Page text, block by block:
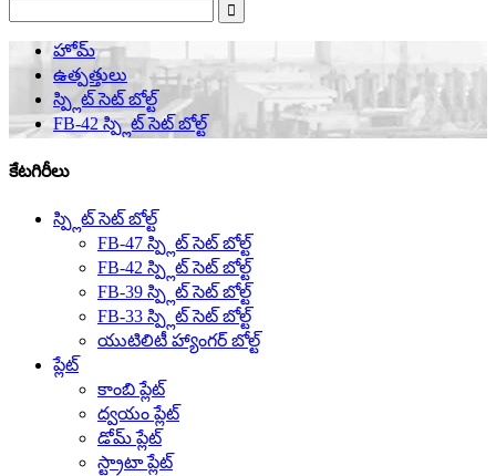
హోమ్
ఉత్పత్తులు
స్ప్లిట్ సెట్ బోల్ట్
FB-42 స్ప్లిట్ సెట్ బోల్ట్
కేటగిరీలు
స్ప్లిట్ సెట్ బోల్ట్
FB-47 స్ప్లిట్ సెట్ బోల్ట్
FB-42 స్ప్లిట్ సెట్ బోల్ట్
FB-39 స్ప్లిట్ సెట్ బోల్ట్
FB-33 స్ప్లిట్ సెట్ బోల్ట్
యుటిలిటీ హ్యాంగర్ బోల్ట్
ప్లేట్
కాంబి ప్లేట్
ద్వయం ప్లేట్
డోమ్ ప్లేట్
స్ట్రాటా ప్లేట్